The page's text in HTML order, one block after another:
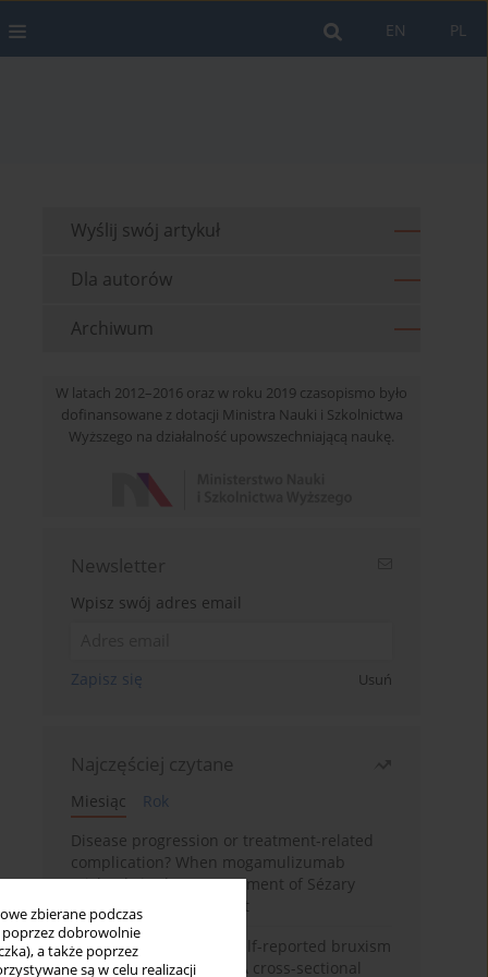
zbierane podczas
poprzez dobrowolnie
a także poprzez
są w celu realizacji
PL
EN
Wyślij swój artykuł
Dla autorów
Archiwum
W latach 2012–2016 oraz w roku 2019 czasopismo było
dofinansowane z dotacji Ministra Nauki i Szkolnictwa
Wyższego na działalność upowszechniającą naukę.
Newsletter
Wpisz swój adres email
Zapisz się Usuń
Najczęściej czytane
Miesiąc
Rok
Disease progression or treatment-related
complication? When mogamulizumab
misleads in the management of Sézary
syndrome: A case report
Personality traits and self-reported bruxism
in university students: A cross-sectional